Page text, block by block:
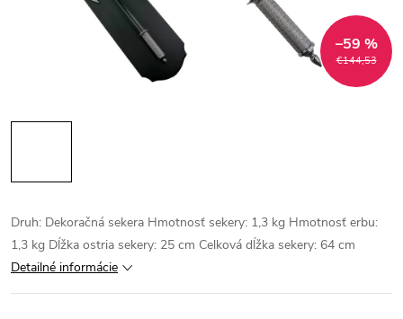
€144,53
–59 %
Druh: Dekoračná sekera Hmotnosť sekery: 1,3 kg Hmotnosť erbu:
1,3 kg Dĺžka ostria sekery: 25 cm Celková dĺžka sekery: 64 cm
Detailné informácie